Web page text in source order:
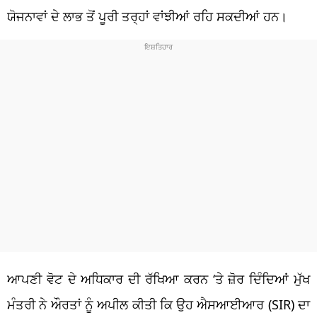
ਯੋਜਨਾਵਾਂ ਦੇ ਲਾਭ ਤੋਂ ਪੂਰੀ ਤਰ੍ਹਾਂ ਵਾਂਝੀਆਂ ਰਹਿ ਸਕਦੀਆਂ ਹਨ।
ਆਪਣੀ ਵੋਟ ਦੇ ਅਧਿਕਾਰ ਦੀ ਰੱਖਿਆ ਕਰਨ ‘ਤੇ ਜ਼ੋਰ ਦਿੰਦਿਆਂ ਮੁੱਖ
ਮੰਤਰੀ ਨੇ ਔਰਤਾਂ ਨੂੰ ਅਪੀਲ ਕੀਤੀ ਕਿ ਉਹ ਐਸਆਈਆਰ (SIR) ਦਾ